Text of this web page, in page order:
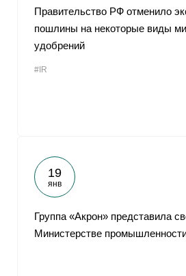
Правительство РФ отменило
пошлины на некоторые виды
удобрений
#IR
19
янв
Группа «Акрон» представила
Министерстве